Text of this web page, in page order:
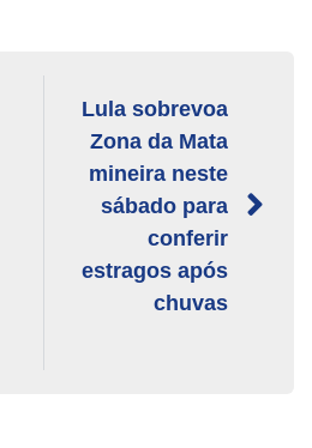
Lula sobrevoa
Zona da Mata
mineira neste
sábado para
conferir
estragos após
chuvas